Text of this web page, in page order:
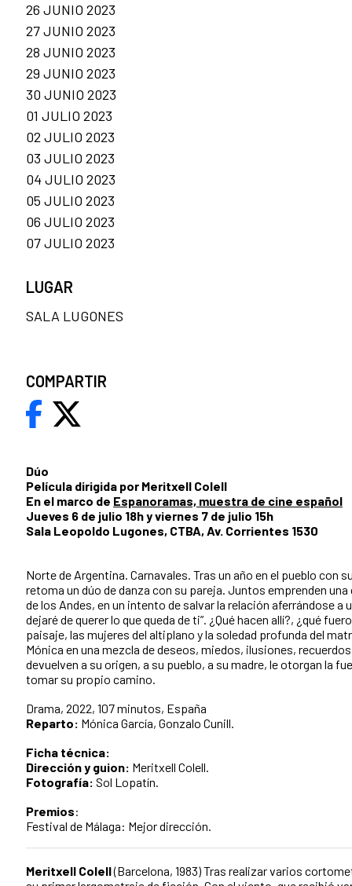
Dúo
Película dirigida por Meritxell Colell
En el marco de Espanoramas, muestra de cine español
Jueves 6 de julio 18h y viernes 7 de julio 15h
Sala Leopoldo Lugones, CTBA, Av. Corrientes 1530
Norte de Argentina. Carnavales. Tras un año en el pueblo con
retoma un dúo de danza con su pareja. Juntos emprenden
de los Andes, en un intento de salvar la relación aferrándose a
dejaré de querer lo que queda de ti”. ¿Qué hacen allí?, ¿qué
paisaje, las mujeres del altiplano y la soledad profunda del
Mónica en una mezcla de deseos, miedos, ilusiones,
devuelven a su origen, a su pueblo, a su madre, le otorgan la
tomar su propio camino.
Drama, 2022, 107 minutos, España
Reparto: Mónica García, Gonzalo Cunill.
Ficha técnica:
Dirección y guion: Meritxell Colell.
Fotografía: Sol Lopatín.
Premios:
Festival de Málaga: Mejor dirección.
Meritxell Colell(Barcelona, 1983) Tras realizar varios
26 JUNIO 2023
27 JUNIO 2023
28 JUNIO 2023
29 JUNIO 2023
30 JUNIO 2023
01 JULIO 2023
02 JULIO 2023
03 JULIO 2023
04 JULIO 2023
05 JULIO 2023
06 JULIO 2023
07 JULIO 2023
LUGAR
SALA LUGONES
COMPARTIR